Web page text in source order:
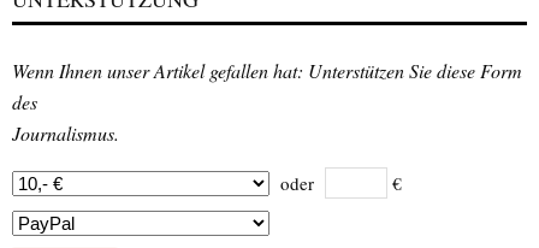
Wenn Ihnen unser Artikel gefallen hat: Unterstützen Sie diese Form
des
Journalismus.
oder €